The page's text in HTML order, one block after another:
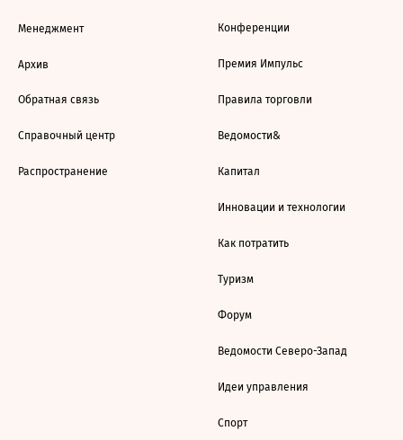
Менеджмент
Архив
Обратная связь
Справочный центр
Распространение
Конференции
Премия Импульс
Правила торговли
Ведомости&
Капитал
Инновации и технологии
Как потратить
Туризм
Форум
Ведомости Северо-Запад
Идеи управления
Спорт